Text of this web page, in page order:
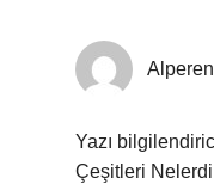
Alperen
Yazı
Çeşitleri